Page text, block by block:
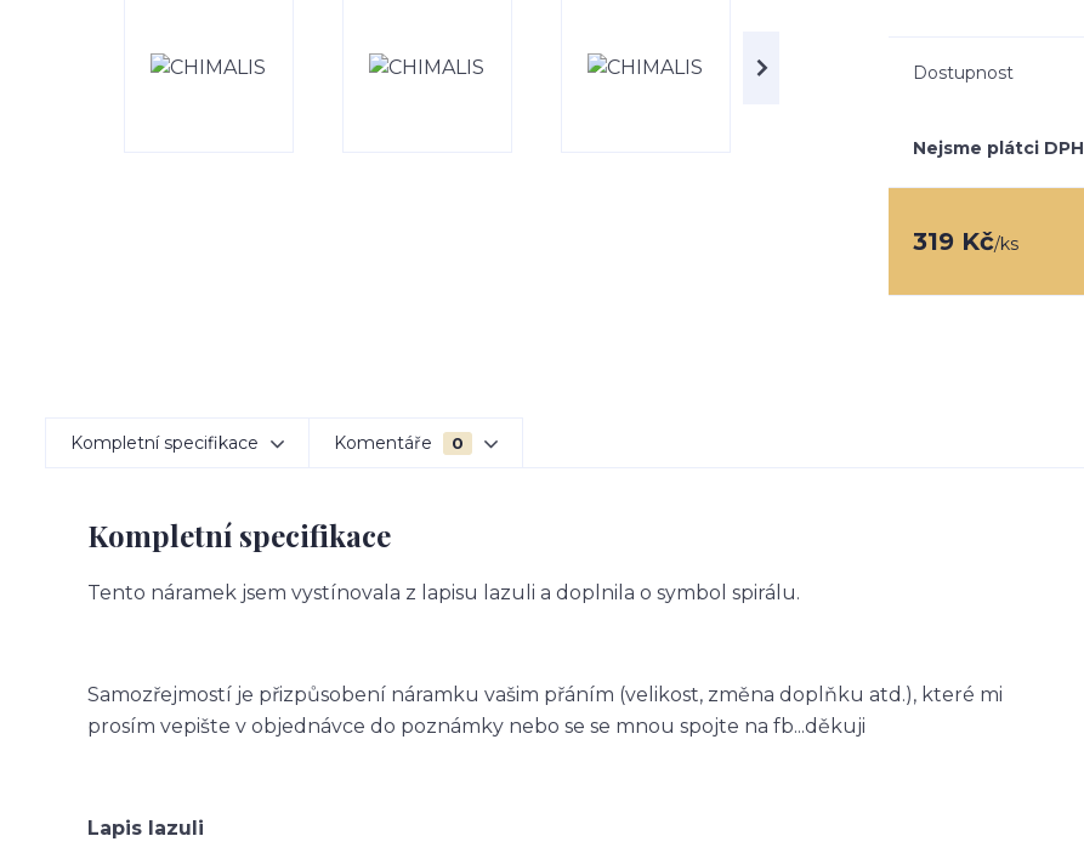
Dostupnost
Nejsme plátci DPH
319 Kč/ks
Kompletní specifikace Komentáře 0
Kompletní specifikace
Tento náramek jsem vystínovala z lapisu lazuli a doplnila o symbol spirálu.
Samozřejmostí je přizpůsobení náramku vašim přáním (velikost, změna doplňku atd.), které mi
prosím vepište v objednávce do poznámky nebo se se mnou spojte na fb...děkuji
Lapis lazuli